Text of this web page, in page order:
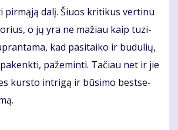
pir­mą­ją da­lį. Šiuos kri­ti­kus ver­ti­nu
o jų yra ne ma­žiau kaip tu­zi­
kad pa­si­tai­ko ir bu­du­lių,
pa­že­min­ti. Ta­čiau net ir jie
kurs­to in­tri­gą ir bū­si­mo best­se­